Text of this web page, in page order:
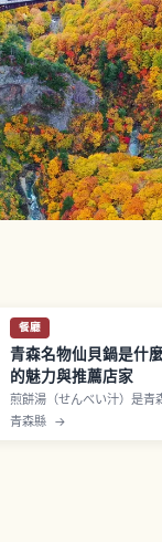
餐廳
青森名物仙貝鍋是什
的魅力與推薦店家
煎餅湯（せんべい汁）是青
戶市的鄉土料理，在高湯鮮
湯專用「南部煎餅」（おつ
青森縣 →